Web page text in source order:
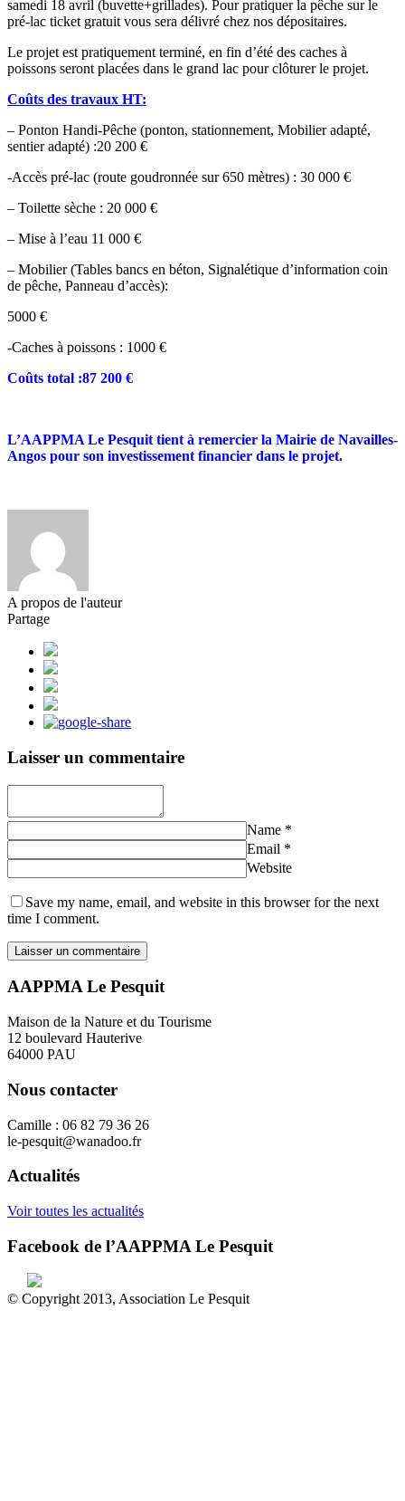
samedi 18 avril (buvette+grillades). Pour pratiquer la pêche sur le
pré-lac ticket gratuit vous sera délivré chez nos dépositaires.
Le projet est pratiquement terminé, en fin d’été des caches à
poissons seront placées dans le grand lac pour clôturer le projet.
Coûts des travaux HT:
– Ponton Handi-Pêche (ponton, stationnement, Mobilier adapté,
sentier adapté) :20 200 €
-Accès pré-lac (route goudronnée sur 650 mètres) : 30 000 €
– Toilette sèche : 20 000 €
– Mise à l’eau 11 000 €
– Mobilier (Tables bancs en béton, Signalétique d’information coin
de pêche, Panneau d’accès):
5000 €
-Caches à poissons : 1000 €
Coûts total :87 200 €
L’AAPPMA Le Pesquit tient à remercier la Mairie de Navailles-
Angos pour son investissement financier dans le projet.
A propos de l'auteur
Partage
Laisser un commentaire
Name *
Email *
Website
Save my name, email, and website in this browser for the next
time I comment.
AAPPMA Le Pesquit
Maison de la Nature et du Tourisme
12 boulevard Hauterive
64000 PAU
Nous contacter
Camille : 06 82 79 36 26
le-pesquit@wanadoo.fr
Actualités
Voir toutes les actualités
Facebook de l’AAPPMA Le Pesquit
© Copyright 2013, Association Le Pesquit